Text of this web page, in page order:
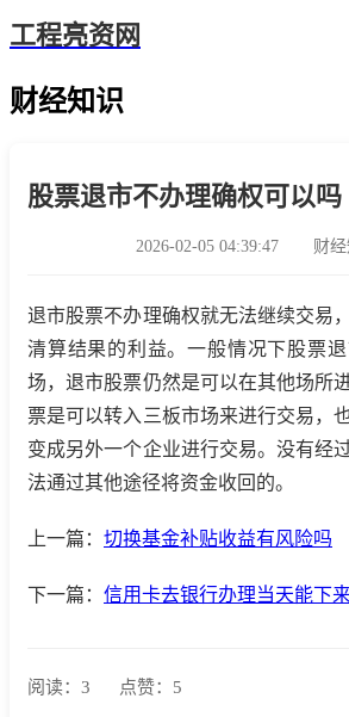
工程亮资网
财经知识
股票退市不办理确权可以吗
2026-02-05 04:39:47 财
退市股票不办理确权就无法继续交易
清算结果的利益。一般情况下股票
场，退市股票仍然是可以在其他场所
票是可以转入三板市场来进行交易，
变成另外一个企业进行交易。没有经
法通过其他途径将资金收回的。
上一篇： 切换基金补贴收益有风险吗
下一篇： 信用卡去银行办理当天能下
阅读：3 点赞：5